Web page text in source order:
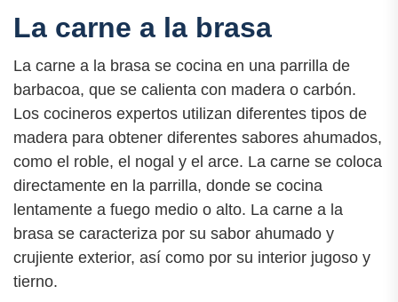
La carne a la brasa
La carne a la brasa se cocina en una parrilla de
barbacoa, que se calienta con madera o carbón.
Los cocineros expertos utilizan diferentes tipos de
madera para obtener diferentes sabores ahumados,
como el roble, el nogal y el arce. La carne se coloca
directamente en la parrilla, donde se cocina
lentamente a fuego medio o alto. La carne a la
brasa se caracteriza por su sabor ahumado y
crujiente exterior, así como por su interior jugoso y
tierno.